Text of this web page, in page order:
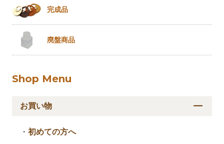
完成品
廃盤商品
Shop Menu
お買い物
・初めての方へ